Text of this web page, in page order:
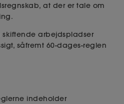
at der er tale om
arbejdspladser
såfremt 60-dages-reglen
indeholder